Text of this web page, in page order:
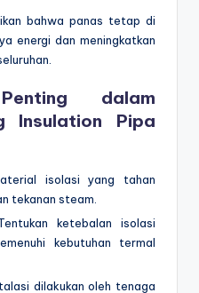
bahwa panas tetap di
energi dan meningkatkan
dalam
Insulation Pipa
isolasi yang tahan
tekanan steam.
ketebalan isolasi
kebutuhan termal
dilakukan oleh tenaga